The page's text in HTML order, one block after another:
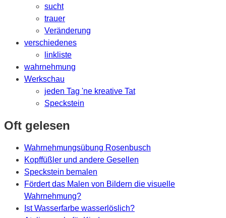
sucht
trauer
Veränderung
verschiedenes
linkliste
wahrnehmung
Werkschau
jeden Tag 'ne kreative Tat
Speckstein
Oft gelesen
Wahrnehmungsübung Rosenbusch
Kopffüßler und andere Gesellen
Speckstein bemalen
Fördert das Malen von Bildern die visuelle
Wahrnehmung?
Ist Wasserfarbe wasserlöslich?